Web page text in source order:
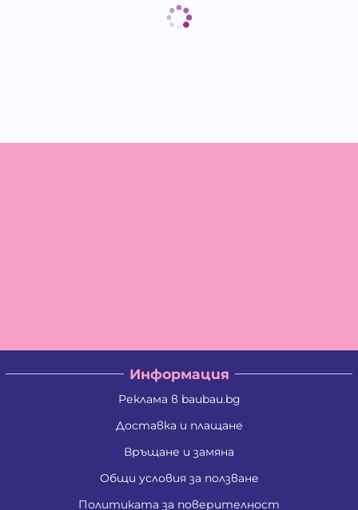
Информация
Реклама в baubau.bg
Доставка и плащане
Връщане и замяна
Общи условия за ползване
Политиката за поверителност